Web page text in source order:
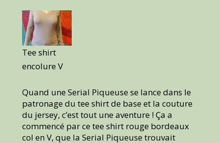
Tee shirt
encolure V
Quand une Serial Piqueuse se lance dans le
patronage du tee shirt de base et la couture
du jersey, c’est tout une aventure ! Ça a
commencé par ce tee shirt rouge bordeaux
col en V, que la Serial Piqueuse trouvait